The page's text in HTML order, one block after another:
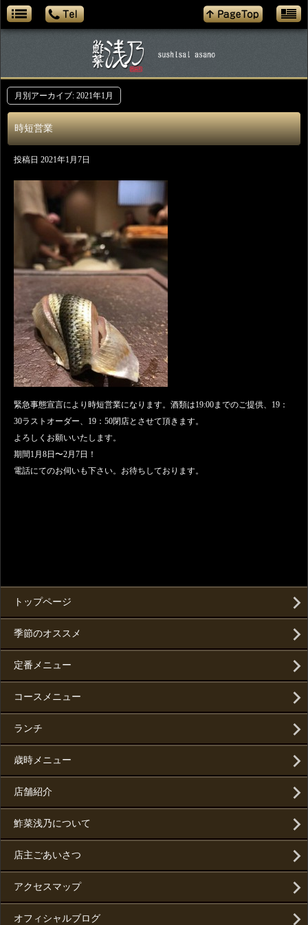
月別アーカイブ: 2021年1月
時短営業
投稿日 2021年1月7日
緊急事態宣言により時短営業になります。酒類は19:00までのご提供、19：
30ラストオーダー、19：50閉店とさせて頂きます。
よろしくお願いいたします。
期間1月8日〜2月7日！
電話にてのお伺いも下さい。お待ちしております。
トップページ
季節のオススメ
定番メニュー
コースメニュー
ランチ
歳時メニュー
店舗紹介
鮓菜浅乃について
店主ごあいさつ
アクセスマップ
オフィシャルブログ